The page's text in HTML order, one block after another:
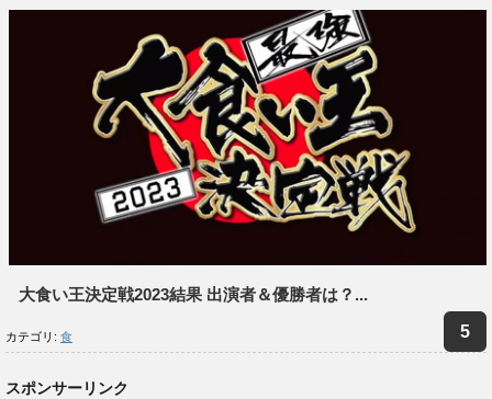
大食い王決定戦2023結果 出演者＆優勝者は？...
カテゴリ: 食
スポンサーリンク